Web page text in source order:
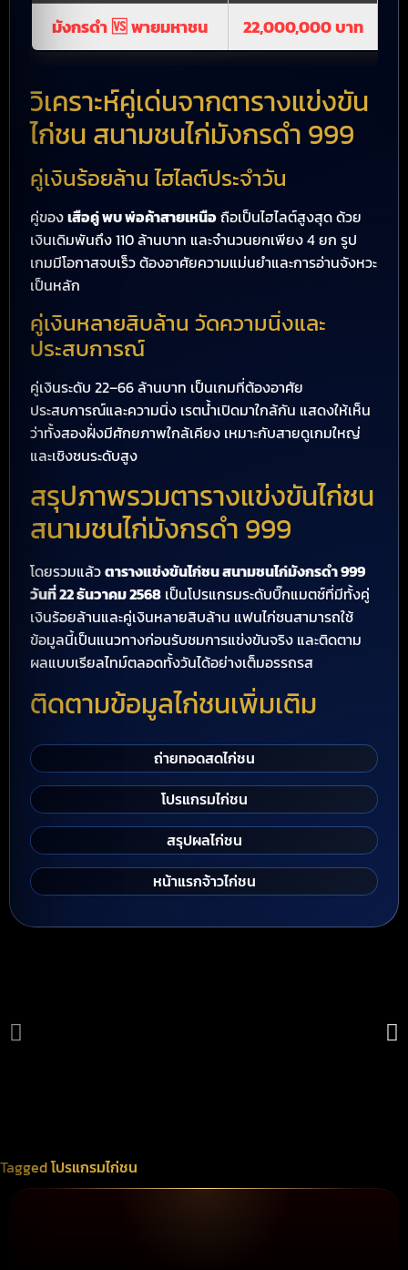
มังกรดำ 🆚 พายมหาชน
22,000,000 บาท
วิเคราะห์คู่เด่นจากตารางแข่งขัน
ไก่ชน สนามชนไก่มังกรดำ 999
คู่เงินร้อยล้าน ไฮไลต์ประจำวัน
คู่ของเสือคู่ พบ พ่อค้าสายเหนือถือเป็นไฮไลต์สูงสุด ด้วย
เงินเดิมพันถึง 110 ล้านบาท และจำนวนยกเพียง 4 ยก รูป
เกมมีโอกาสจบเร็ว ต้องอาศัยความแม่นยำและการอ่านจังหวะ
เป็นหลัก
คู่เงินหลายสิบล้าน วัดความนิ่งและ
ประสบการณ์
คู่เงินระดับ 22–66 ล้านบาท เป็นเกมที่ต้องอาศัย
ประสบการณ์และความนิ่ง เรตน้ำเปิดมาใกล้กัน แสดงให้เห็น
ว่าทั้งสองฝั่งมีศักยภาพใกล้เคียง เหมาะกับสายดูเกมใหญ่
และเชิงชนระดับสูง
สรุปภาพรวมตารางแข่งขันไก่ชน
สนามชนไก่มังกรดำ 999
โดยรวมแล้วตารางแข่งขันไก่ชน สนามชนไก่มังกรดำ 999
วันที่ 22 ธันวาคม 2568 เป็นโปรแกรมระดับบิ๊กแมตช์ที่มีทั้งคู่
เงินร้อยล้านและคู่เงินหลายสิบล้าน แฟนไก่ชนสามารถใช้
ข้อมูลนี้เป็นแนวทางก่อนรับชมการแข่งขันจริง และติดตาม
ผลแบบเรียลไทม์ตลอดทั้งวันได้อย่างเต็มอรรถรส
ติดตามข้อมูลไก่ชนเพิ่มเติม
ถ่ายทอดสดไก่ชน
โปรแกรมไก่ชน
สรุปผลไก่ชน
หน้าแรกจ้าวไก่ชน
Taggedโปรแกรมไก่ชน